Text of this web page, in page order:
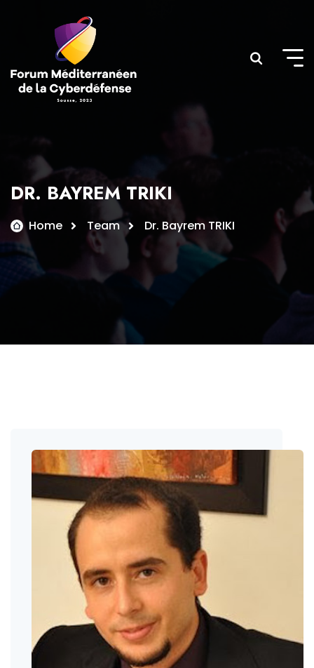
DR. BAYREM TRIKI
Home Team Dr. Bayrem TRIKI